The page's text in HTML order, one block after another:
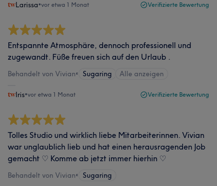
Larissa•vor etwa 1 Monat Verifizierte Bewertung
Entspannte Atmosphäre, dennoch professionell und
zugewandt. Füße freuen sich auf den Urlaub .
Behandelt von Vivian• Sugaring Alle anzeigen
Iris•vor etwa 1 Monat Verifizierte Bewertung
Tolles Studio und wirklich liebe Mitarbeiterinnen. Vivian
war unglaublich lieb und hat einen herausragenden Job
gemacht ♡ Komme ab jetzt immer hierhin ♡
Behandelt von Vivian• Sugaring